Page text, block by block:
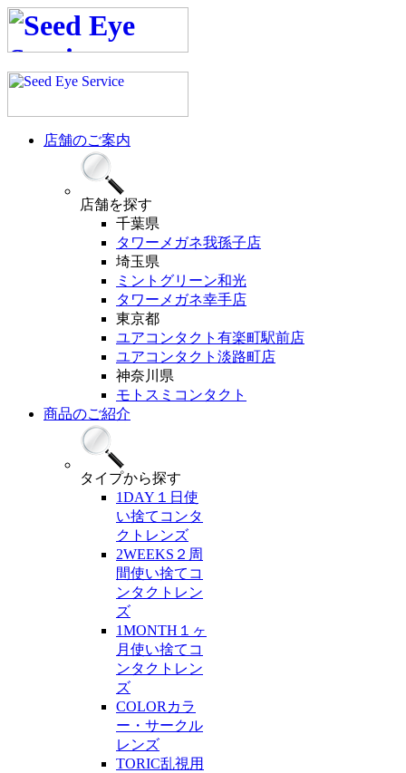
店舗のご案内
店舗を探す
千葉県
タワーメガネ我孫子店
埼玉県
ミントグリーン和光
タワーメガネ幸手店
東京都
ユアコンタクト有楽町駅前店
ユアコンタクト淡路町店
神奈川県
モトスミコンタクト
商品のご紹介
タイプから探す
1DAY １日使
い捨てコンタ
クトレンズ
2WEEKS ２周
間使い捨てコ
ンタクトレン
ズ
1MONTH １ヶ
月使い捨てコ
ンタクトレン
ズ
COLORカラ
ー・サークル
レンズ
TORIC乱視用